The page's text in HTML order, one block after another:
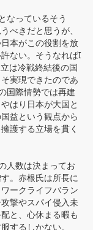
なっているそう
べきだと思うが、
本がこの役割を放
ない。そうなればI
は冷戦終結後の国
実現できたのであ
国際情勢では再建
はり日本が大国と
益という観点から
護する立場を貫く
人数は決まってお
。赤根氏は所長に
ークライフバラン
撃やスパイ侵入未
と、心休まる暇も
するしかない。